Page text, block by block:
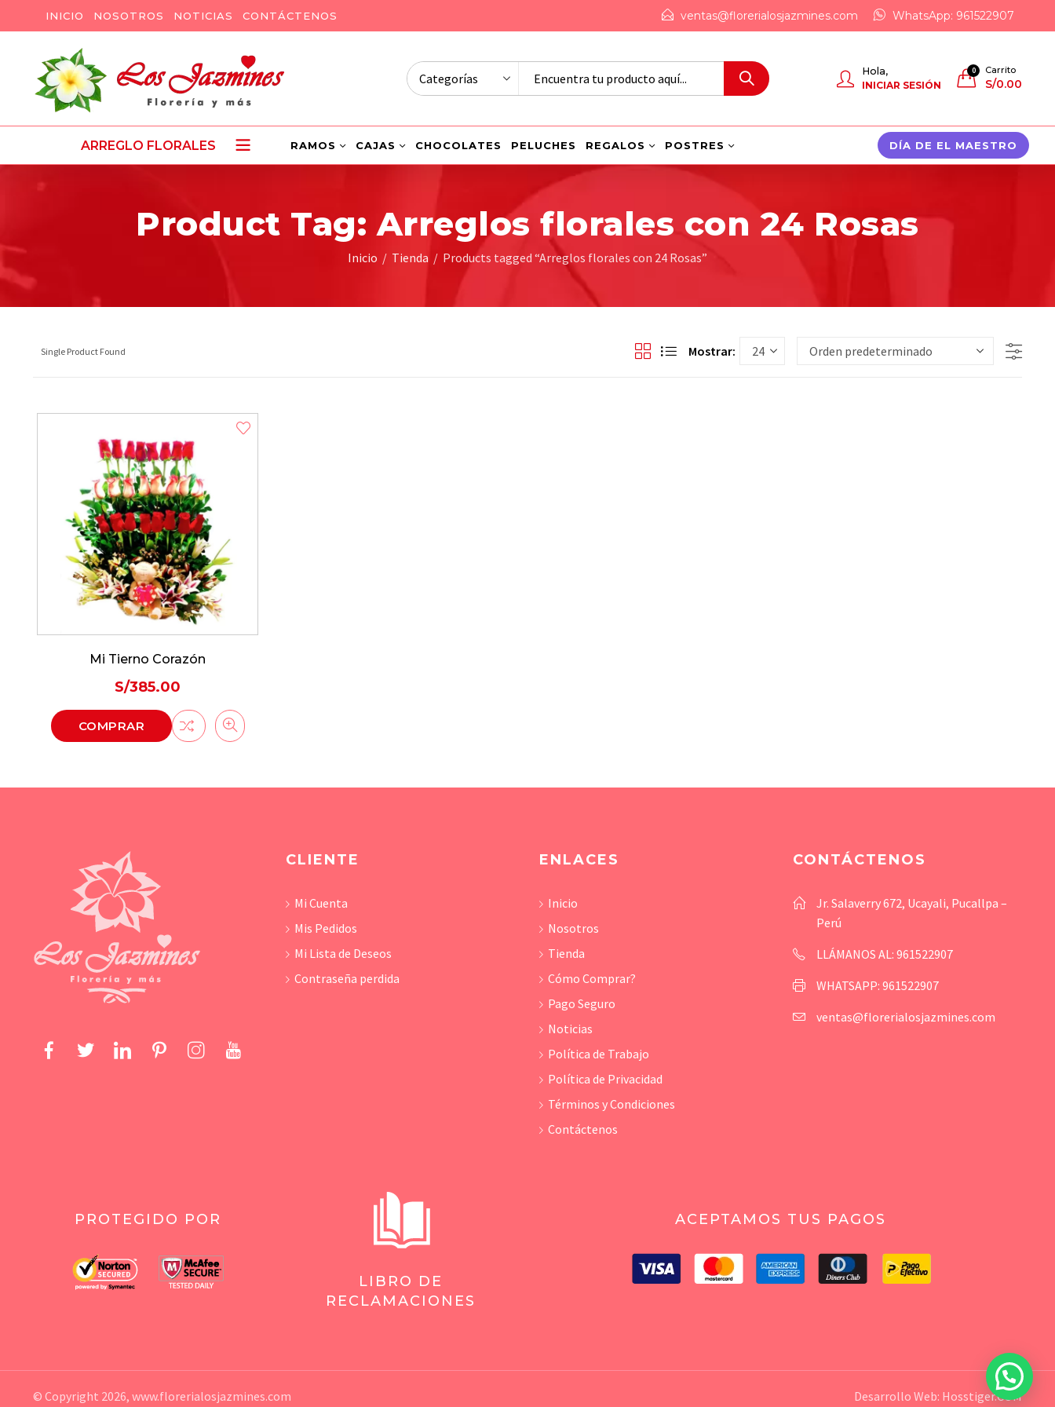
INICIO NOSOTROS NOTICIAS CONTÁCTENOS ventas@florerialosjazmines.com WhatsApp: 961522907
Hola,
INICIAR SESIÓN
0 Carrito
S/0.00
ARREGLO FLORALES RAMOS CAJAS CHOCOLATES PELUCHES REGALOS POSTRES DÍA DE EL MAESTRO
Product Tag: Arreglos florales con 24 Rosas
Inicio Tienda Products tagged “Arreglos florales con 24 Rosas”
Single Product Found Mostrar:
Mi Tierno Corazón
S/385.00
COMPRAR
CLIENTE
Mi Cuenta
Mis Pedidos
Mi Lista de Deseos
Contraseña perdida
ENLACES
Inicio
Nosotros
Tienda
Cómo Comprar?
Pago Seguro
Noticias
Política de Trabajo
Política de Privacidad
Términos y Condiciones
Contáctenos
CONTÁCTENOS
Jr. Salaverry 672, Ucayali, Pucallpa –
Perú
LLÁMANOS AL: 961522907
WHATSAPP: 961522907
ventas@florerialosjazmines.com
PROTEGIDO POR
LIBRO DE
RECLAMACIONES
ACEPTAMOS TUS PAGOS
© Copyright 2026, www.florerialosjazmines.com Desarrollo Web: Hosstiger.COM